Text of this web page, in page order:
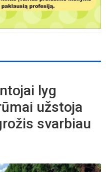
lyg
užstoja
svarbiau